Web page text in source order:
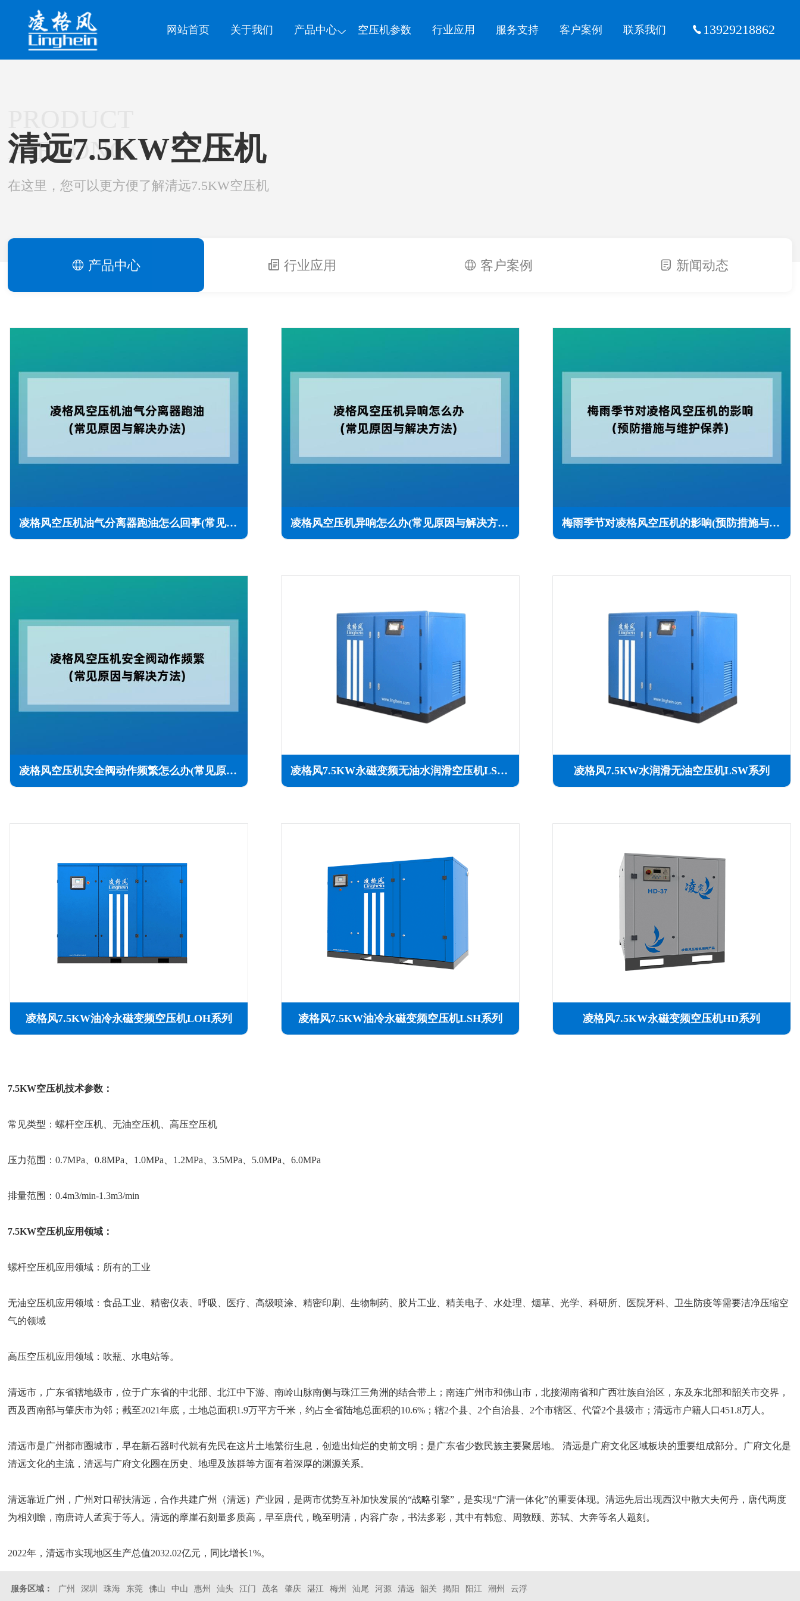
网站首页 关于我们 产品中心 空压机参数 行业应用 服务支持 客户案例 联系我们 13929218862
AIRLONG
清远7.5KW空压机
在这里，您可以更方便了解清远7.5KW空压机
产品中心 行业应用 客户案例 新闻动态
凌格风空压机油气分离器跑油怎么回事(常见原因与解决办法) 凌格风空压机异响怎么办(常见原因与解决方法) 梅雨季节对凌格风空压机的影响(预防措施与维护保养)
凌格风空压机安全阀动作频繁怎么办(常见原因与解决方法) 凌格风7.5KW永磁变频无油水润滑空压机LSW PM系列 凌格风7.5KW水润滑无油空压机LSW系列
凌格风7.5KW油冷永磁变频空压机LOH系列 凌格风7.5KW油冷永磁变频空压机LSH系列 凌格风7.5KW永磁变频空压机HD系列
7.5KW空压机技术参数：
常见类型：螺杆空压机、无油空压机、高压空压机
压力范围：0.7MPa、0.8MPa、1.0MPa、1.2MPa、3.5MPa、5.0MPa、6.0MPa
排量范围：0.4m3/min-1.3m3/min
7.5KW空压机应用领域：
螺杆空压机应用领域：所有的工业
无油空压机应用领域：食品工业、精密仪表、呼吸、医疗、高级喷涂、精密印刷、生物制药、胶片工业、精美电子、水处理、烟草、光学、科研所、医院牙科、卫生防疫等需要洁净压缩空
气的领域
高压空压机应用领域：吹瓶、水电站等。
清远市，广东省辖地级市，位于广东省的中北部、北江中下游、南岭山脉南侧与珠江三角洲的结合带上；南连广州市和佛山市，北接湖南省和广西壮族自治区，东及东北部和韶关市交界，
西及西南部与肇庆市为邻；截至2021年底，土地总面积1.9万平方千米，约占全省陆地总面积的10.6%；辖2个县、2个自治县、2个市辖区、代管2个县级市；清远市户籍人口451.8万人。
清远市是广州都市圈城市，早在新石器时代就有先民在这片土地繁衍生息，创造出灿烂的史前文明；是广东省少数民族主要聚居地。 清远是广府文化区域板块的重要组成部分。广府文化是
清远文化的主流，清远与广府文化圈在历史、地理及族群等方面有着深厚的渊源关系。
清远靠近广州，广州对口帮扶清远，合作共建广州（清远）产业园，是两市优势互补加快发展的“战略引擎”，是实现“广清一体化”的重要体现。清远先后出现西汉中散大夫何丹，唐代两度
为相刘瞻，南唐诗人孟宾于等人。清远的摩崖石刻量多质高，早至唐代，晚至明清，内容广杂，书法多彩，其中有韩愈、周敦颐、苏轼、大奔等名人题刻。
2022年，清远市实现地区生产总值2032.02亿元，同比增长1%。
服务区域： 广州 深圳 珠海 东莞 佛山 中山 惠州 汕头 江门 茂名 肇庆 湛江 梅州 汕尾 河源 清远 韶关 揭阳 阳江 潮州 云浮